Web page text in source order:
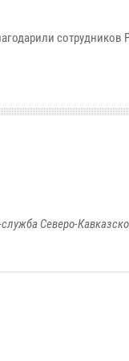
сотрудников
Северо-